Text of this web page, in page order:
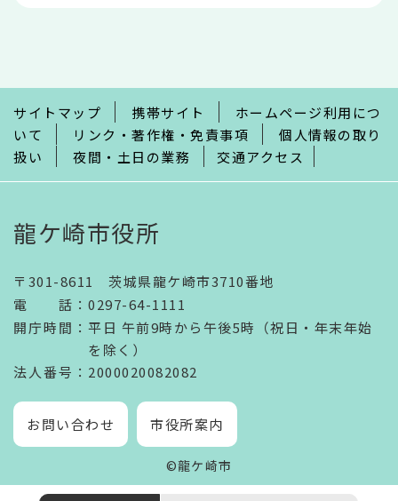
で
サイトマップ 携帯サイト
ホームページ利用につ
いて
リンク・著作権・免責事項
個人情報の取り
扱い
夜間・土日の業務 交通アクセス
龍ケ崎市役所
〒301-8611 茨城県龍ケ崎市3710番地
電話 ： 0297-64-1111
開庁時間 ： 平日 午前9時から午後5時（祝日・年末年始
を除く）
法人番号 ：2000020082082
お問い合わせ 市役所案内
©龍ケ崎市